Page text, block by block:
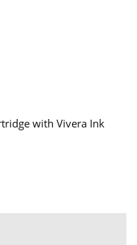
with Vivera Ink